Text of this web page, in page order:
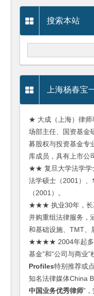
搜索本站
上海杨春宝
★ 大成（上海）律师
场部主任、国资基金
募股权与投资基金专
库成员，具有上市公
★★ 复旦大学法学学
法学硕士（2001）
（2001）。
★★★ 执业30年，长
并购重组法律服务，
和基础设施、TMT、
★★★★ 2004年起多
基金”和“公司与商业
Profiles特别推荐或
知名法律媒体China
中国业务优秀律师”